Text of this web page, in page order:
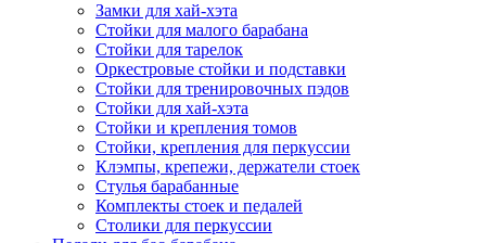
Замки для хай-хэта
Стойки для малого барабана
Стойки для тарелок
Оркестровые стойки и подставки
Стойки для тренировочных пэдов
Стойки для хай-хэта
Стойки и крепления томов
Стойки, крепления для перкуссии
Клэмпы, крепежи, держатели стоек
Стулья барабанные
Комплекты стоек и педалей
Столики для перкуссии